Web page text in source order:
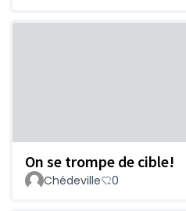
On se trompe de cible!
Chédeville 0